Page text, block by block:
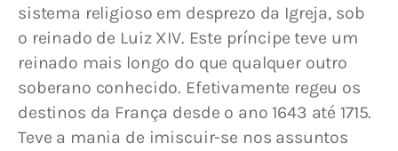
sistema religioso em desprezo da Igreja, sob
o reinado de Luiz XIV. Este príncipe teve um
reinado mais longo do que qualquer outro
soberano conhecido. Efetivamente regeu os
destinos da França desde o ano 1643 até 1715.
Teve a mania de imiscuir-se nos assuntos